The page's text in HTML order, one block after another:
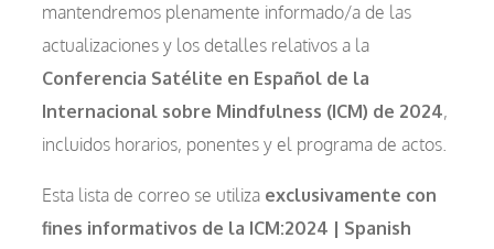
mantendremos plenamente informado/a de las
actualizaciones y los detalles relativos a la
Conferencia Satélite en Español de la
Internacional sobre Mindfulness (ICM) de 2024,
incluidos horarios, ponentes y el programa de actos.
Esta lista de correo se utiliza exclusivamente con
fines informativos de la ICM:2024 | Spanish